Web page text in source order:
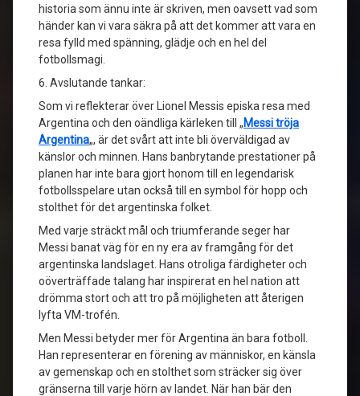
historia som ännu inte är skriven, men oavsett vad som
händer kan vi vara säkra på att det kommer att vara en
resa fylld med spänning, glädje och en hel del
fotbollsmagi.
6. Avslutande tankar:
Som vi reflekterar över Lionel Messis episka resa med
Argentina och den oändliga kärleken till „Messi tröja
Argentina„, är det svårt att inte bli överväldigad av
känslor och minnen. Hans banbrytande prestationer på
planen har inte bara gjort honom till en legendarisk
fotbollsspelare utan också till en symbol för hopp och
stolthet för det argentinska folket.
Med varje sträckt mål och triumferande seger har
Messi banat väg för en ny era av framgång för det
argentinska landslaget. Hans otroliga färdigheter och
oöverträffade talang har inspirerat en hel nation att
drömma stort och att tro på möjligheten att återigen
lyfta VM-trofén.
Men Messi betyder mer för Argentina än bara fotboll.
Han representerar en förening av människor, en känsla
av gemenskap och en stolthet som sträcker sig över
gränserna till varje hörn av landet. När han bär den